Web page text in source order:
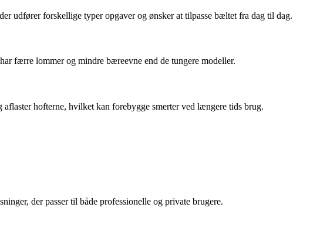
udfører forskellige typer opgaver og ønsker at tilpasse bæltet fra dag til dag.
færre lommer og mindre bæreevne end de tungere modeller.
hofterne, hvilket kan forebygge smerter ved længere tids brug.
der passer til både professionelle og private brugere.